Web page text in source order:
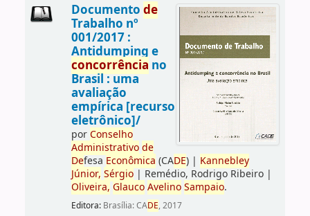
Documento de
Trabalho nº
001/2017 :
Antidumping e
concorrência no
Brasil : uma
avaliação
empírica [recurso
eletrônico]/
porConselho
Administrativo de
Defesa Econômica (CADE)| Kannebley
Júnior, Sérgio| Remédio, Rodrigo Ribeiro|
Oliveira, Glauco Avelino Sampaio.
Editora: Brasília: CADE, 2017